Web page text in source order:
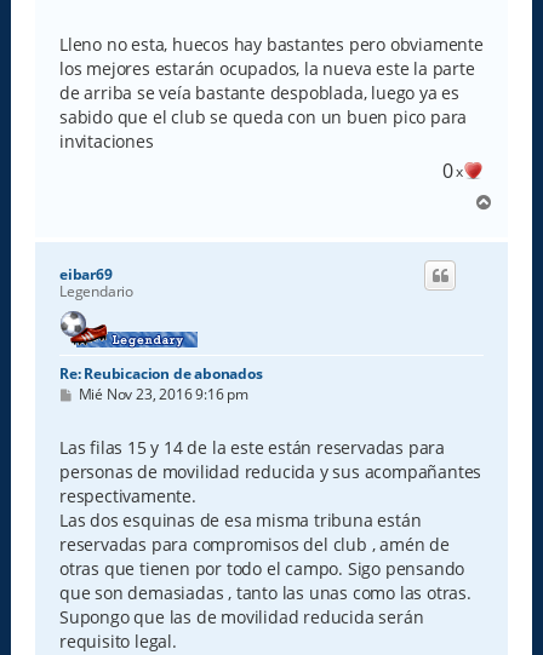
s
a
j
e
Lleno no esta, huecos hay bastantes pero obviamente
los mejores estarán ocupados, la nueva este la parte
de arriba se veía bastante despoblada, luego ya es
sabido que el club se queda con un buen pico para
invitaciones
0x
r
eibar69
Legendario
Re: Reubicacion de abonados
M
s
a
j
e
Mié Nov 23, 2016 9:16 pm
Las filas 15 y 14 de la este están reservadas para
personas de movilidad reducida y sus acompañantes
respectivamente.
Las dos esquinas de esa misma tribuna están
reservadas para compromisos del club , amén de
otras que tienen por todo el campo. Sigo pensando
que son demasiadas , tanto las unas como las otras.
Supongo que las de movilidad reducida serán
requisito legal.